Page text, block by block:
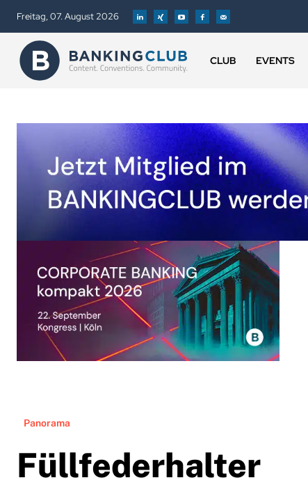
Freitag, 07. August 2026
CLUB EVENTS
Panorama
Füllfederhalter